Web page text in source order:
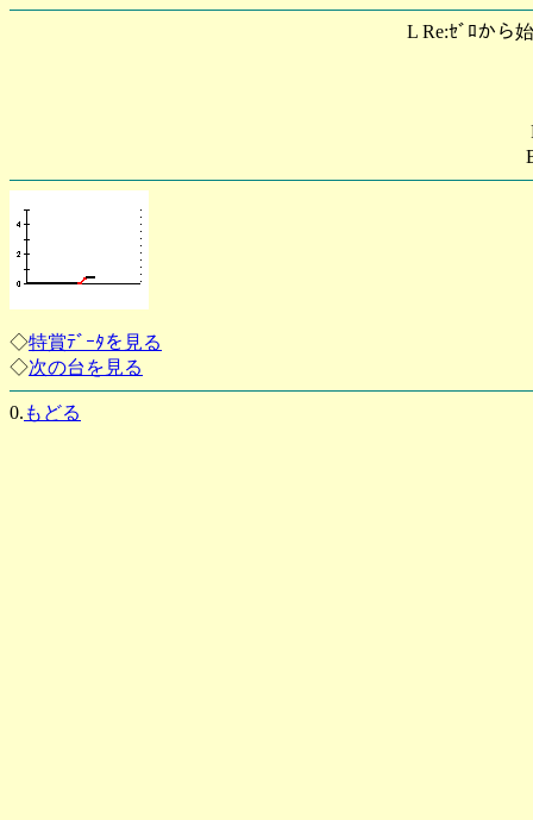
L Re:ｾﾞﾛから
◇特賞ﾃﾞｰﾀを見る
◇次の台を見る
0. もどる